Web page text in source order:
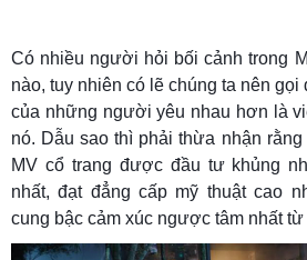
Có nhiều người hỏi bối cảnh trong
nào, tuy nhiên có lẽ chúng ta nên
của những người yêu nhau hơn là
nó. Dẫu sao thì phải thừa nhận
MV cổ trang được đầu tư khủng
nhất, đạt đẳng cấp mỹ thuật cao
cung bậc cảm xúc ngược tâm nhất